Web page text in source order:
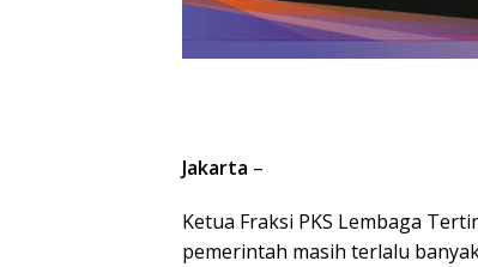
Jakarta –
Ketua Fraksi PKS Lembaga
pemerintah masih terlalu